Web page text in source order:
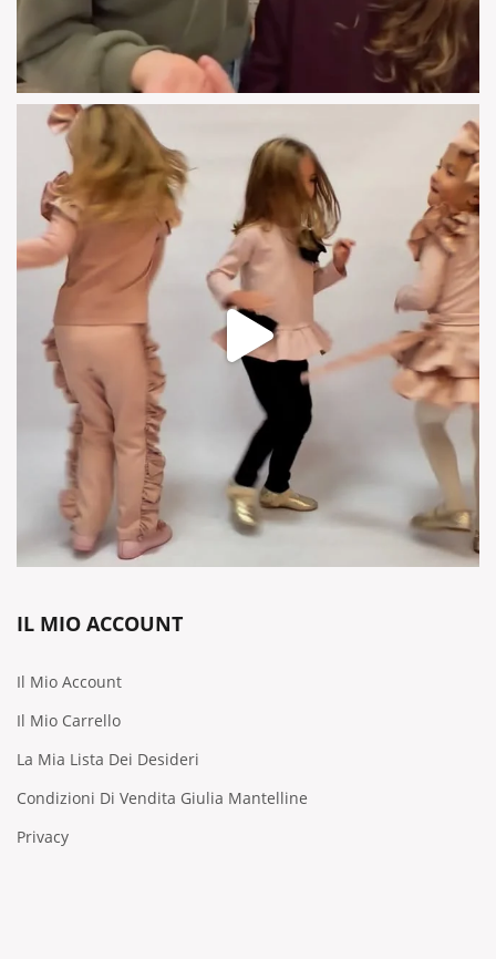
IL MIO ACCOUNT
Il Mio Account
Il Mio Carrello
La Mia Lista Dei Desideri
Condizioni Di Vendita Giulia Mantelline
Privacy